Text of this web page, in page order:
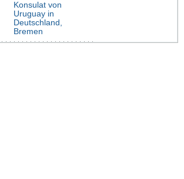
Konsulat von
Uruguay in
Deutschland,
Bremen